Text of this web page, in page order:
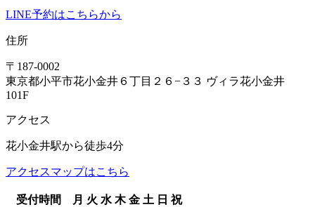
LINE予約はこちらから
住所
〒187-0002
東京都小平市花小金井６丁目２６−３３ ヴィラ花小金井
101F
アクセス
花小金井駅から徒歩4分
アクセスマップはこちら
受付時間 月 火 水 木 金 土 日 祝